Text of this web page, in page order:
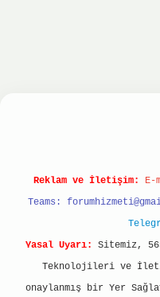
Reklam ve İletişim: E-
Teams:
Yasal Uyarı:
Sitemiz,
Teknolojileri ve
onaylanmış bir Yer